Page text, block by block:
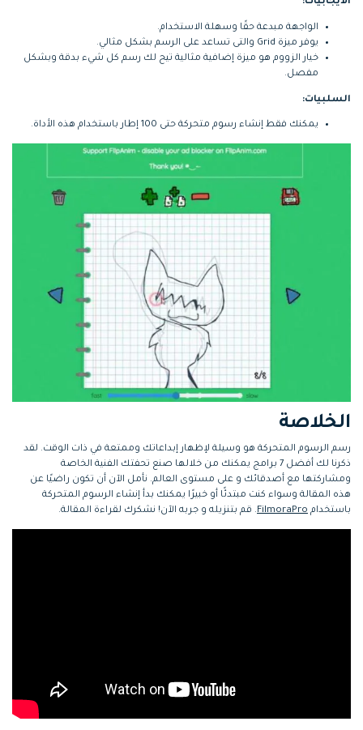
الواجهة مبدعة حقًا وسهلة الاستخدام.
يوفر ميزة Grid والتى تساعد على الرسم بشكل مثالي.
خيار الزووم هو ميزة إضافية مثالية تيح لك رسم كل شيء بدقة وبشكل
مفصل.
السلبيات:
يمكنك فقط إنشاء رسوم متحركة حتى 100 إطار باستخدام هذه الأداة.
الخلاصة
رسم الرسوم المتحركة هو وسيلة لإظهار إبداعاتك وممتعة في ذات الوقت. لقد
ذكرنا لك أفضل 7 برامج يمكنك من خلالها صنع تحفتك الفنية الخاصة
ومشاركتها مع أصدقائك و على مستوى العالم. نأمل الآن أن تكون راضيًا عن
هذه المقالة وسواء كنت مبتدئًا أو خبيرًا يمكنك بدأ إنشاء الرسوم المتحركة
باستخدام FilmoraPro. قم بتنزيله و جربه الآن! نشكرك لقراءة المقالة.